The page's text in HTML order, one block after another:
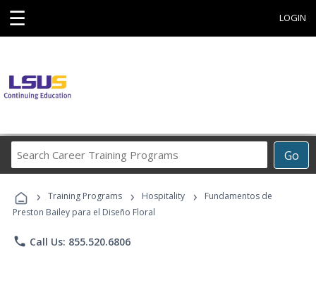
☰ LOGIN
Go
Career
Programs
› Training Programs › Hospitality ›
Fundamentos de
Preston Bailey para el Diseño Floral
phone Call Us: 855.520.6806